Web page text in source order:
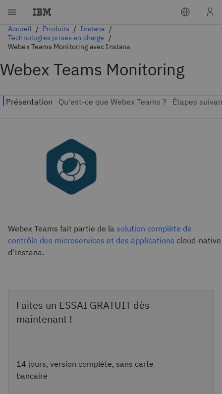
Accueil Produits
Instana
Technologies prises en charge
Webex Teams Monitoring avec Instana
Webex Teams Monitoring
Webex Teams fait partie de la solution complète de
contrôle des microservices et des applications cloud-native
d'Instana.
Faites un ESSAI GRATUIT dès
maintenant !
14 jours, version complète, sans carte
bancaire